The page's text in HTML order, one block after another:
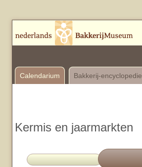
Calendarium Bakkerij-encyclopedie
Kermis en jaarmarkten